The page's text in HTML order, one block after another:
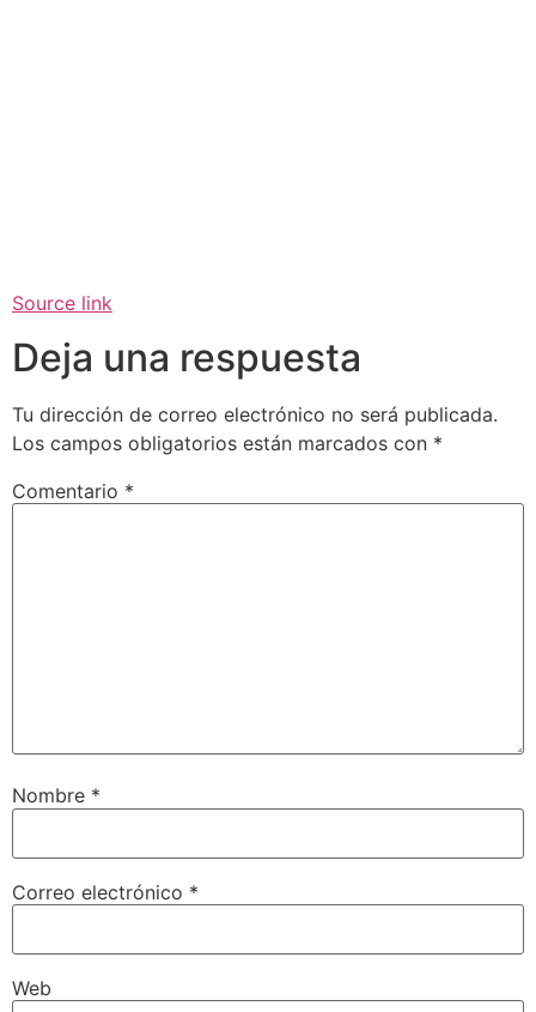
Source link
Deja una respuesta
Tu dirección de correo electrónico no será publicada.
Los campos obligatorios están marcados con *
Comentario *
Nombre *
Correo electrónico *
Web